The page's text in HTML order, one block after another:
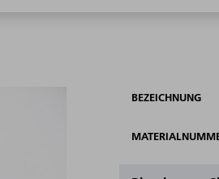
BEZEICHNUNG